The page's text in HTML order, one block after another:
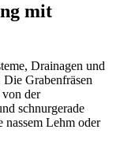
mit
Drainagen und
Grabenfräsen
der
schnurgerade
Lehm oder